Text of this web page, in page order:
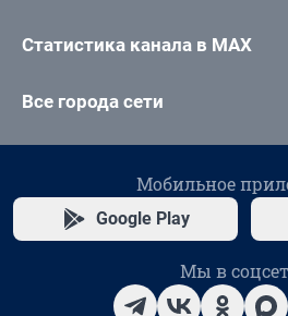
Статистика канала в MAX
Все города сети
Мобильное
Google Play
Мы в